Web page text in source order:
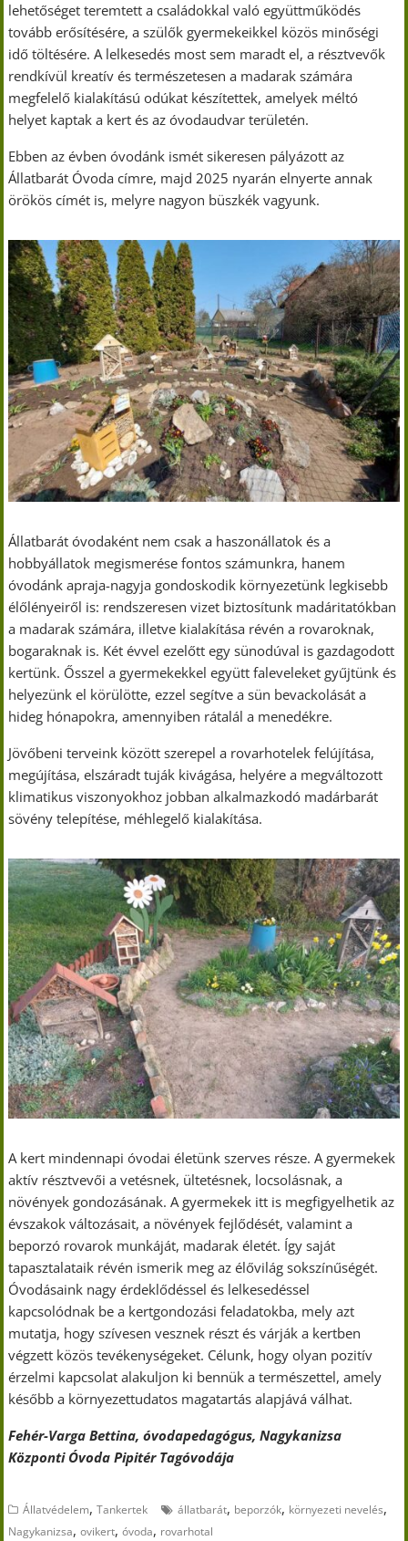
lehetőséget teremtett a családokkal való együttműködés
tovább erősítésére, a szülők gyermekeikkel közös minőségi
idő töltésére. A lelkesedés most sem maradt el, a résztvevők
rendkívül kreatív és természetesen a madarak számára
megfelelő kialakítású odúkat készítettek, amelyek méltó
helyet kaptak a kert és az óvodaudvar területén.
Ebben az évben óvodánk ismét sikeresen pályázott az
Állatbarát Óvoda címre, majd 2025 nyarán elnyerte annak
örökös címét is, melyre nagyon büszkék vagyunk.
Állatbarát óvodaként nem csak a haszonállatok és a
hobbyállatok megismerése fontos számunkra, hanem
óvodánk apraja-nagyja gondoskodik környezetünk legkisebb
élőlényeiről is: rendszeresen vizet biztosítunk madáritatókban
a madarak számára, illetve kialakítása révén a rovaroknak,
bogaraknak is. Két évvel ezelőtt egy sünodúval is gazdagodott
kertünk. Ősszel a gyermekekkel együtt faleveleket gyűjtünk és
helyezünk el körülötte, ezzel segítve a sün bevackolását a
hideg hónapokra, amennyiben rátalál a menedékre.
Jövőbeni terveink között szerepel a rovarhotelek felújítása,
megújítása, elszáradt tuják kivágása, helyére a megváltozott
klimatikus viszonyokhoz jobban alkalmazkodó madárbarát
sövény telepítése, méhlegelő kialakítása.
A kert mindennapi óvodai életünk szerves része. A gyermekek
aktív résztvevői a vetésnek, ültetésnek, locsolásnak, a
növények gondozásának. A gyermekek itt is megfigyelhetik az
évszakok változásait, a növények fejlődését, valamint a
beporzó rovarok munkáját, madarak életét. Így saját
tapasztalataik révén ismerik meg az élővilág sokszínűségét.
Óvodásaink nagy érdeklődéssel és lelkesedéssel
kapcsolódnak be a kertgondozási feladatokba, mely azt
mutatja, hogy szívesen vesznek részt és várják a kertben
végzett közös tevékenységeket. Célunk, hogy olyan pozitív
érzelmi kapcsolat alakuljon ki bennük a természettel, amely
később a környezettudatos magatartás alapjává válhat.
Fehér-Varga Bettina, óvodapedagógus, Nagykanizsa
Központi Óvoda Pipitér Tagóvodája
Állatvédelem,Tankertek állatbarát, beporzók, környezeti nevelés,
Nagykanizsa,ovikert,óvoda, rovarhotal